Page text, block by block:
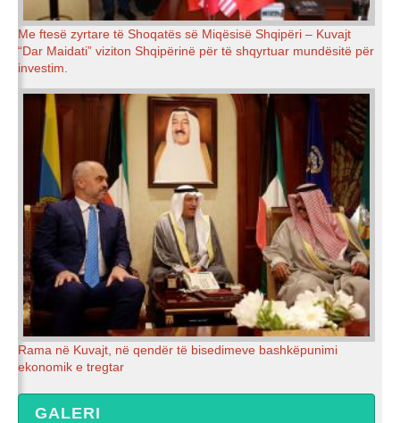
Me ftesë zyrtare të Shoqatës së Miqësisë Shqipëri – Kuvajt
“Dar Maidati” viziton Shqipërinë për të shqyrtuar mundësitë për
investim.
Rama në Kuvajt, në qendër të bisedimeve bashkëpunimi
ekonomik e tregtar
GALERI